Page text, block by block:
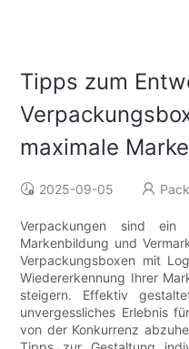
Tipps zum
maximale
2025-09-05
Verpackungen sind
Markenbildung und
Verpackungsboxen mit
Wiedererkennung Ihrer
steigern. Effektiv
unvergessliches Erlebnis
von der Konkurrenz